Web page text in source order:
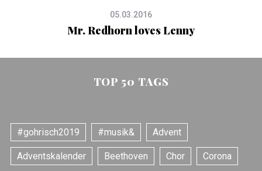
05.03.2016
Mr. Redhorn loves Lenny
TOP 50 TAGS
#gohrisch2019 #musik& Advent
Adventskalender Beethoven Chor Corona